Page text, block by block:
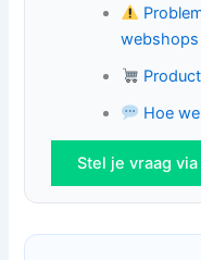
webshops
Hoe
Stel je vraag